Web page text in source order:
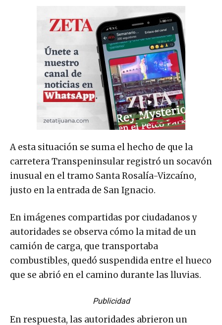
A esta situación se suma el hecho de que la
carretera Transpeninsular registró un socavón
inusual en el tramo Santa Rosalía-Vizcaíno,
justo en la entrada de San Ignacio.
En imágenes compartidas por ciudadanos y
autoridades se observa cómo la mitad de un
camión de carga, que transportaba
combustibles, quedó suspendida entre el hueco
que se abrió en el camino durante las lluvias.
Publicidad
En respuesta, las autoridades abrieron un